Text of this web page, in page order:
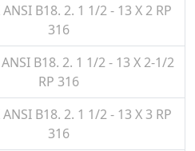
ANSI B18. 2. 1 1/2 - 13 X 2 RP
316
ANSI B18. 2. 1 1/2 - 13 X 2-1/2
RP 316
ANSI B18. 2. 1 1/2 - 13 X 3 RP
316